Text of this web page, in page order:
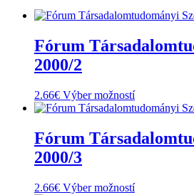
Fórum
2000/2
2.66€ Výber možnostíTento
produkt
viacero
variantov.
môžete
Fórum
2000/3
2.66€ Výber možnostíTento